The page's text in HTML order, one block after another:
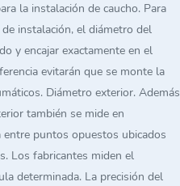
la instalación de caucho. Para
instalación, el diámetro del
y encajar exactamente en el
evitarán que se monte la
Diámetro exterior. Además
también se mide en
entre puntos opuestos ubicados
Los fabricantes miden el
determinada. La precisión del